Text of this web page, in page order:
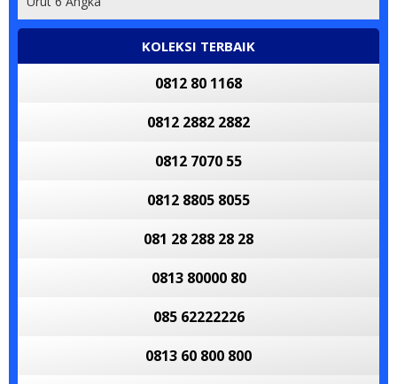
KOLEKSI TERBAIK
0812 80 1168
0812 2882 2882
0812 7070 55
0812 8805 8055
081 28 288 28 28
0813 80000 80
085 62222226
0813 60 800 800